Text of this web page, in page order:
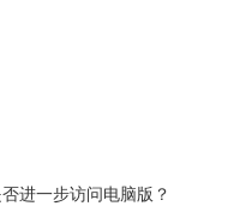
进一步访问电脑版？